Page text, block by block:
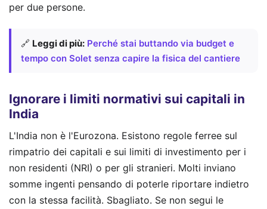
per due persone.
🔗 Leggi di più: Perché stai buttando via budget e
tempo con Solet senza capire la fisica del cantiere
Ignorare i limiti normativi sui capitali in
India
L'India non è l'Eurozona. Esistono regole ferree sul
rimpatrio dei capitali e sui limiti di investimento per i
non residenti (NRI) o per gli stranieri. Molti inviano
somme ingenti pensando di poterle riportare indietro
con la stessa facilità. Sbagliato. Se non segui le